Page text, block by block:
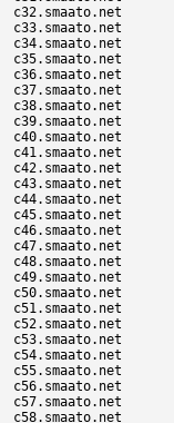
c32.smaato.net
c33.smaato.net
c34.smaato.net
c35.smaato.net
c36.smaato.net
c37.smaato.net
c38.smaato.net
c39.smaato.net
c40.smaato.net
c41.smaato.net
c42.smaato.net
c43.smaato.net
c44.smaato.net
c45.smaato.net
c46.smaato.net
c47.smaato.net
c48.smaato.net
c49.smaato.net
c50.smaato.net
c51.smaato.net
c52.smaato.net
c53.smaato.net
c54.smaato.net
c55.smaato.net
c56.smaato.net
c57.smaato.net
c58.smaato.net